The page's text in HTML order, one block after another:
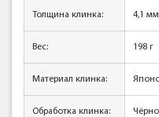
Толщина клинка: 4,1 мм
Вес: 198 г
Материал клинка:
Обработка клинка: